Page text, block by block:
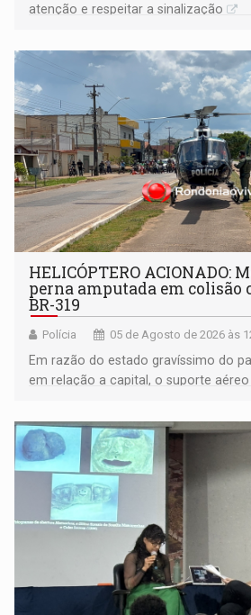
atenção e respeitar a sinalização
HELICÓPTERO ACIONADO:
perna amputada em colisão
BR-319
Polícia 05 de Agosto de 2026 às
Em razão do estado gravíssimo do
em relação a capital, o suporte